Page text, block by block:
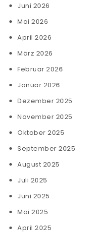
Juni 2026
Mai 2026
April 2026
März 2026
Februar 2026
Januar 2026
Dezember 2025
November 2025
Oktober 2025
September 2025
August 2025
Juli 2025
Juni 2025
Mai 2025
April 2025